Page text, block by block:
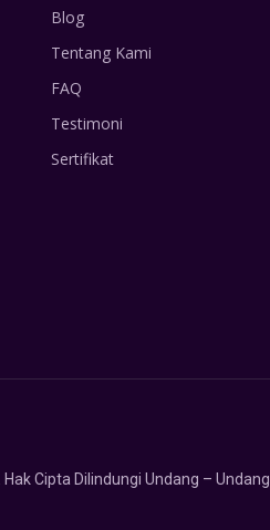
Blog
Tentang Kami
FAQ
Testimoni
Sertifikat
Cipta Dilindungi Undang – Undang